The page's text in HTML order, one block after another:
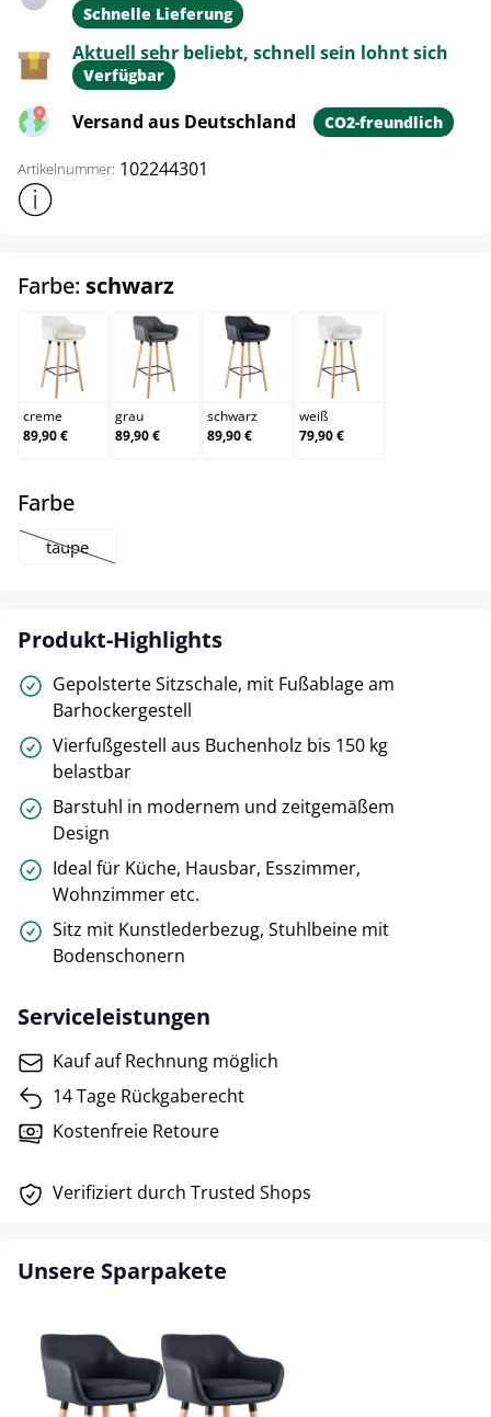
Schnelle Lieferung
Aktuell sehr beliebt, schnell sein lohnt sich
Verfügbar
Versand aus Deutschland CO2-freundlich
Artikelnummer: 102244301
Weitere Produktinformationen anzeigen
Farbe: schwarzauswählen
creme
creme
89,90 €
grau
grau
89,90 €
schwarz
schwarz
89,90 €
weiß
weiß
79,90 €
Farbeauswählen
taupe
(Diese Option ist zurzeit nicht verfügbar.)
Produkt-Highlights
Gepolsterte Sitzschale, mit Fußablage am
Barhockergestell
Vierfußgestell aus Buchenholz bis 150 kg
belastbar
Barstuhl in modernem und zeitgemäßem
Design
Ideal für Küche, Hausbar, Esszimmer,
Wohnzimmer etc.
Sitz mit Kunstlederbezug, Stuhlbeine mit
Bodenschonern
Serviceleistungen
Kauf auf Rechnung möglich
14 Tage Rückgaberecht
Kostenfreie Retoure
Verifiziert durch Trusted Shops
Unsere Sparpakete